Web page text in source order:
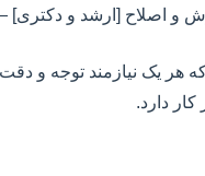
یک نیازمند توجه و
دارد.